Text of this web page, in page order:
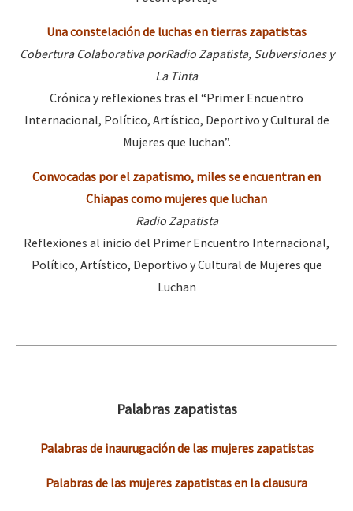
COVID-19
Eventos
Contacto
Una constelación de luchas en tierras zapatistas
Cobertura Colaborativa porRadio Zapatista, Subversiones y
La Tinta
Crónica y reflexiones tras el “Primer Encuentro
Internacional, Político, Artístico, Deportivo y Cultural de
Mujeres que luchan”.
Convocadas por el zapatismo, miles se encuentran en
Chiapas como mujeres que luchan
Radio Zapatista
Reflexiones al inicio del Primer Encuentro Internacional,
Político, Artístico, Deportivo y Cultural de Mujeres que
Luchan
Palabras zapatistas
Palabras de inaurugación de las mujeres zapatistas
Palabras de las mujeres zapatistas en la clausura